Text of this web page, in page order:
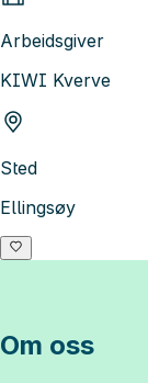
Arbeidsgiver
KIWI Kverve
Sted
Ellingsøy
Om oss